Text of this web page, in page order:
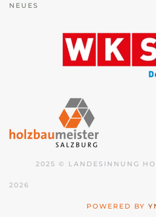
NEUES
2025 © LANDESINNUNG
2026
POWERED BY